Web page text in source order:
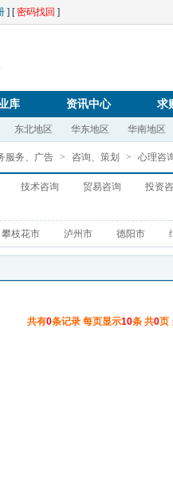
] [密码找回 ]
库 资讯中心 求
东北地区 华东地区 华南地区
服务、广告 > 咨询、策划 > 心理咨
技术咨询 贸易咨询
投资
攀枝花市 泸州市 德阳市
共有0条记录 每页显示10条 共0页